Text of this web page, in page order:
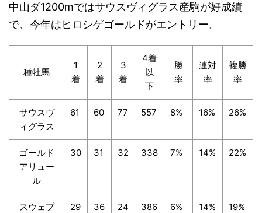
中山ダ1200mではサウスヴィグラス産駒が好成績
で、今年はヒロシゲゴールドがエントリー。
種牡馬
1
着
2
着
3
着
4着
以
下
勝
率
連対
率
複勝
率
サウスヴ
ィグラス
61 60 77 557 8% 16% 26%
ゴールド
アリュー
ル
30 31 32 338 7% 14% 22%
スウェプ
29 36 24 386 6% 14% 19%